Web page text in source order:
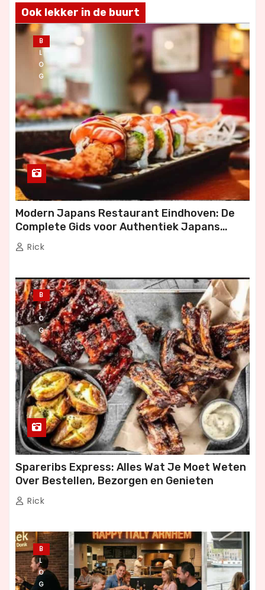
Ook lekker in de buurt
B
L
O
G
Modern Japans Restaurant Eindhoven: De
Complete Gids voor Authentiek Japans
Dineren
Rick
B
L
O
G
Spareribs Express: Alles Wat Je Moet Weten
Over Bestellen, Bezorgen en Genieten
Rick
B
L
O
G